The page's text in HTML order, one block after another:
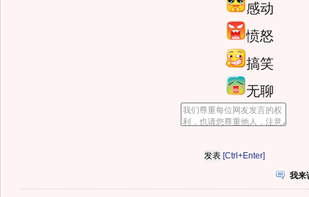
感动
愤怒
搞笑
无聊
[Ctrl+Enter]
我来